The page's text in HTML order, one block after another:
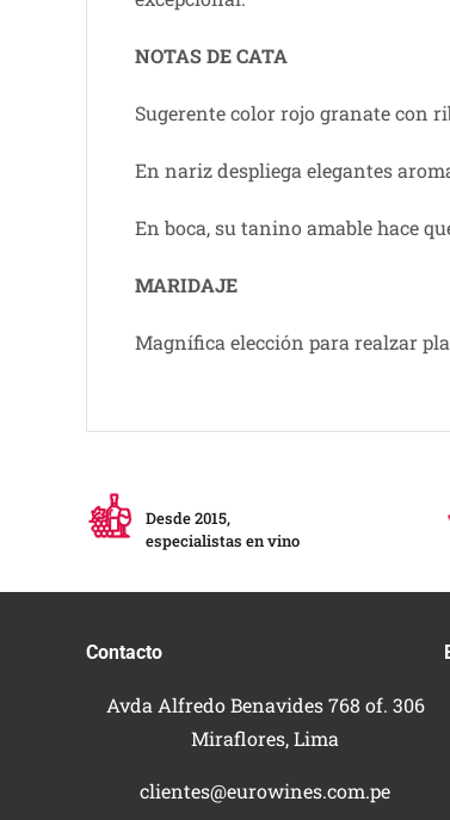
NOTAS DE CATA
Sugerente color rojo granate con
En nariz despliega elegantes
En boca, su tanino amable hace
MARIDAJE
Magnífica elección para realzar
Desde 2015,
especialistas en vino
Contacto
Avda Alfredo Benavides 768 of. 306
Miraflores, Lima
clientes@eurowines.com.pe